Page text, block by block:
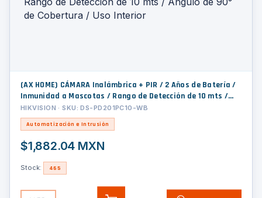
(AX HOME) CÁMARA Inalámbrica + PIR / 2 Años de Batería /
Inmunidad a Mascotas / Rango de Detección de 10 mts /
Ángulo de 90° de Cobertura / Uso Interior
HIKVISION · SKU: DS-PD201PC10-WB
Automatización e Intrusión
$1,882.04 MXN
Stock: 465